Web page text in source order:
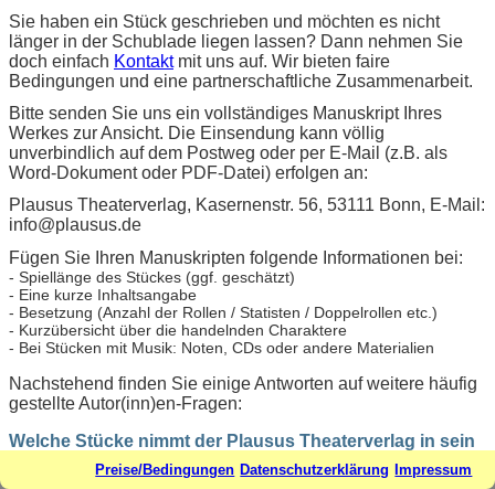
Preise/Bedingungen Datenschutzerklärung Impressum
Sie haben ein Stück geschrieben und möchten es nicht
länger in der Schublade liegen lassen? Dann nehmen Sie
doch einfach Kontaktmit uns auf. Wir bieten faire
Bedingungen und eine partnerschaftliche Zusammenarbeit.
Bitte senden Sie uns ein vollständiges Manuskript Ihres
Werkes zur Ansicht. Die Einsendung kann völlig
unverbindlich auf dem Postweg oder per E-Mail (z.B. als
Word-Dokument oder PDF-Datei) erfolgen an:
Plausus Theaterverlag, Kasernenstr. 56, 53111 Bonn, E-Mail:
info@plausus.de
Fügen Sie Ihren Manuskripten folgende Informationen bei:
- Spiellänge des Stückes (ggf. geschätzt)
- Eine kurze Inhaltsangabe
- Besetzung (Anzahl der Rollen / Statisten / Doppelrollen etc.)
- Kurzübersicht über die handelnden Charaktere
- Bei Stücken mit Musik: Noten, CDs oder andere Materialien
Nachstehend finden Sie einige Antworten auf weitere häufig
gestellte Autor(inn)en-Fragen:
Welche Stücke nimmt der Plausus Theaterverlag in sein
Programm auf?